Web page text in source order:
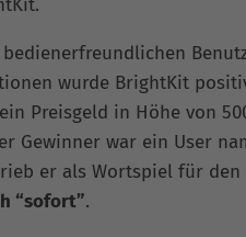
wurde BrightKit
Preisgeld in Höhe von
Gewinner war ein User
er als Wortspiel für den
“sofort”.